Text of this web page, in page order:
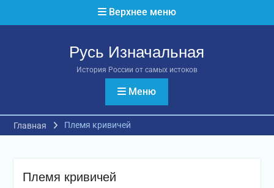
Верхнее меню
Русь Изначальная
История России от самых истоков
Меню
Главная Племя кривичей
Племя кривичей